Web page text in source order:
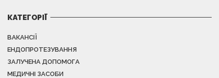
КАТЕГОРІЇ
ВАКАНСІЇ
ЕНДОПРОТЕЗУВАННЯ
ЗАЛУЧЕНА ДОПОМОГА
МЕДИЧНІ ЗАСОБИ